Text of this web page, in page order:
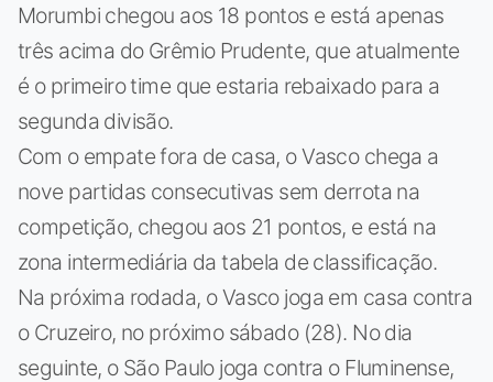
Morumbi chegou aos 18 pontos e está apenas
três acima do Grêmio Prudente, que atualmente
é o primeiro time que estaria rebaixado para a
segunda divisão.
Com o empate fora de casa, o Vasco chega a
nove partidas consecutivas sem derrota na
competição, chegou aos 21 pontos, e está na
zona intermediária da tabela de classificação.
Na próxima rodada, o Vasco joga em casa contra
o Cruzeiro, no próximo sábado (28). No dia
seguinte, o São Paulo joga contra o Fluminense,